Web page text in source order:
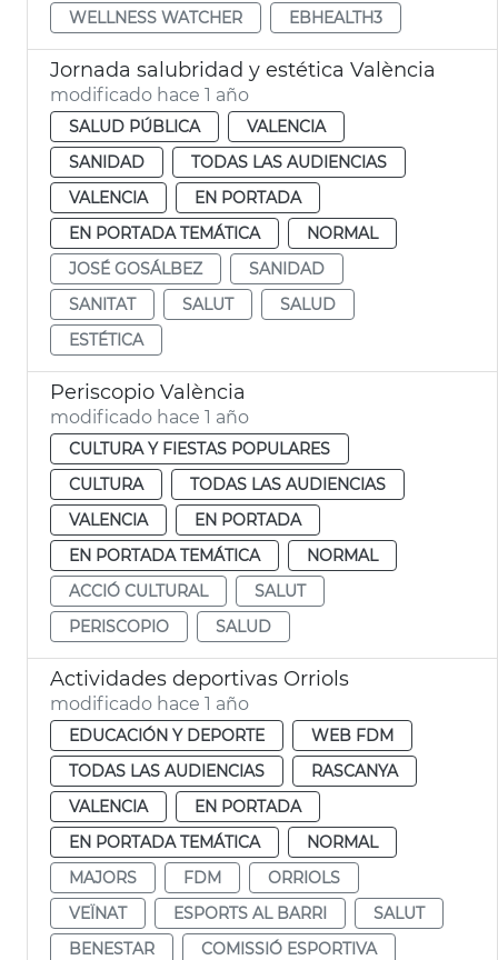
WELLNESS WATCHER EBHEALTH3
Jornada salubridad y estética València
modificado hace 1 año
SALUD PÚBLICA
VALENCIA
SANIDAD
TODAS LAS AUDIENCIAS
VALENCIA
EN PORTADA
EN PORTADA TEMÁTICA
NORMAL
JOSÉ GOSÁLBEZ
SANIDAD
SANITAT
SALUT
SALUD
ESTÉTICA
Periscopio València
modificado hace 1 año
CULTURA Y FIESTAS POPULARES
CULTURA
TODAS LAS AUDIENCIAS
VALENCIA
EN PORTADA
EN PORTADA TEMÁTICA
NORMAL
ACCIÓ CULTURAL
SALUT
PERISCOPIO
SALUD
Actividades deportivas Orriols
modificado hace 1 año
EDUCACIÓN Y DEPORTE
WEB FDM
TODAS LAS AUDIENCIAS
RASCANYA
VALENCIA
EN PORTADA
EN PORTADA TEMÁTICA
NORMAL
MAJORS
FDM
ORRIOLS
VEÏNAT
ESPORTS AL BARRI
SALUT
BENESTAR
COMISSIÓ ESPORTIVA